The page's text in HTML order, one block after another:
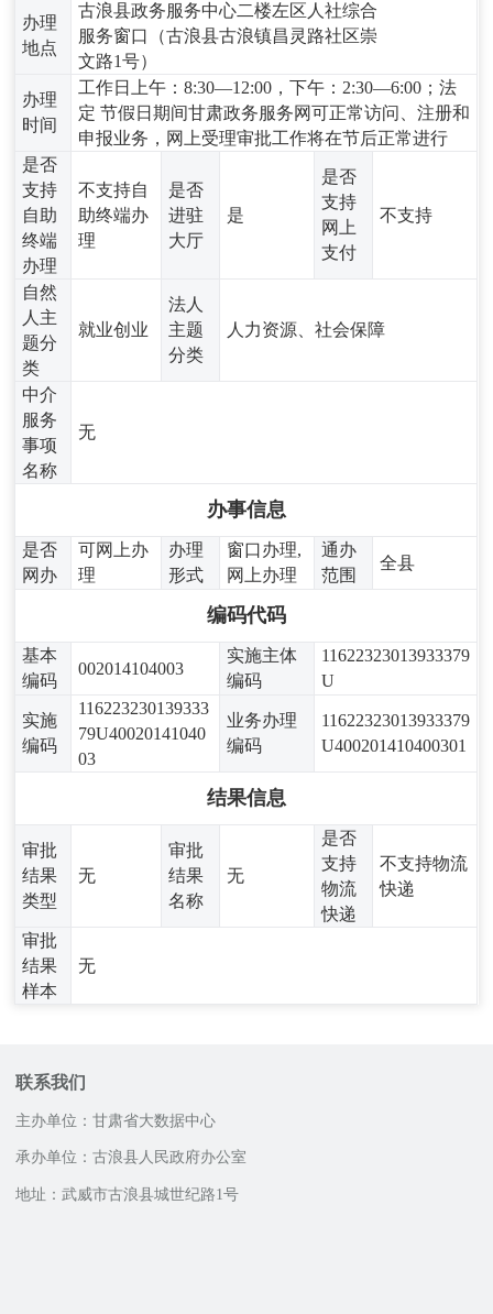
办理
地点
古浪县政务服务中心二楼左区人社综合
服务窗口（古浪县古浪镇昌灵路社区崇
文路1号）
办理
时间
工作日上午：8:30—12:00，下午：2:30—6:00；法
定 节假日期间甘肃政务服务网可正常访问、注册和
申报业务，网上受理审批工作将在节后正常进行
是否
支持
自助
终端
办理
不支持自
助终端办
理
是否
进驻
大厅
是
是否
支持
网上
支付
不支持
自然
人主
题分
类
就业创业
法人
主题
分类
人力资源、社会保障
中介
服务
事项
名称
无
办事信息
是否
网办
可网上办
理
办理
形式
窗口办理,
网上办理
通办
范围
全县
编码代码
基本
编码
002014104003
实施主体
编码
11622323013933379
U
实施
编码
116223230139333
79U40020141040
03
业务办理
编码
11622323013933379
U400201410400301
结果信息
审批
结果
类型
无
审批
结果
名称
无
是否
支持
物流
快递
不支持物流
快递
审批
结果
样本
无
联系我们
主办单位：甘肃省大数据中心
承办单位：古浪县人民政府办公室
地址：武威市古浪县城世纪路1号